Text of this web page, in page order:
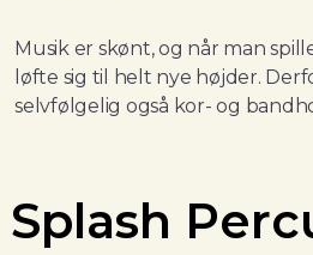
Musik er skønt, og når man
løfte sig til helt nye højder.
selvfølgelig også kor- og
Splash